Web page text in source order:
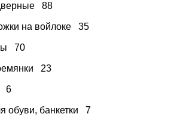
88
на войлоке 35
70
23
6
обуви, банкетки 7